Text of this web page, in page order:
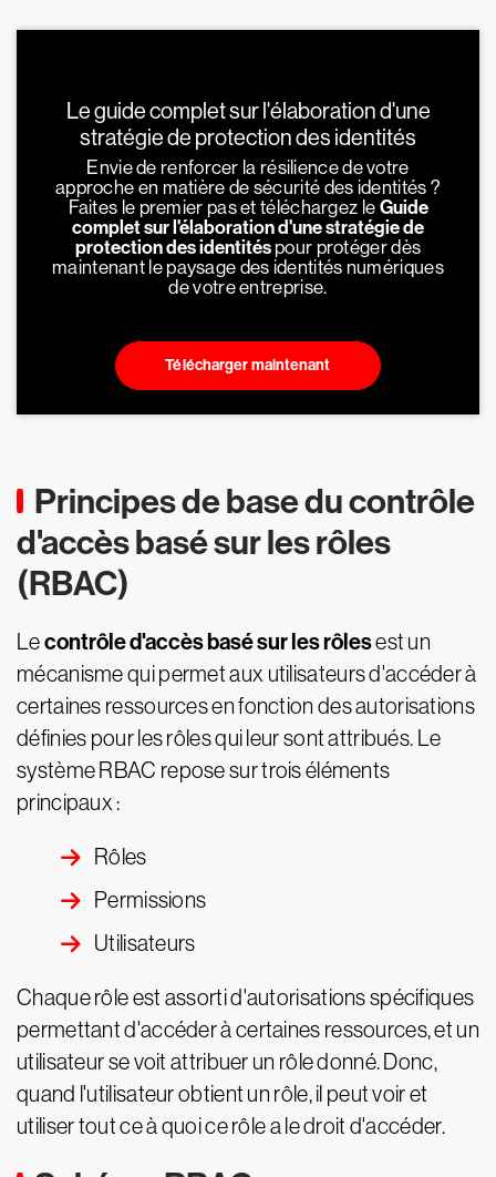
Le guide complet sur l'élaboration d'une
stratégie de protection des identités
Envie de renforcer la résilience de votre
approche en matière de sécurité des identités ?
Faites le premier pas et téléchargez le Guide
complet sur l'élaboration d'une stratégie de
protection des identitéspour protéger dès
maintenant le paysage des identités numériques
de votre entreprise.
Télécharger maintenant
Principes de base du contrôle
d'accès basé sur les rôles
(RBAC)
Lecontrôle d'accès basé sur les rôlesest un
mécanisme qui permet aux utilisateurs d'accéder à
certaines ressources en fonction des autorisations
définies pour les rôles qui leur sont attribués. Le
système RBAC repose sur trois éléments
principaux :
Rôles
Permissions
Utilisateurs
Chaque rôle est assorti d'autorisations spécifiques
permettant d'accéder à certaines ressources, et un
utilisateur se voit attribuer un rôle donné. Donc,
quand l'utilisateur obtient un rôle, il peut voir et
utiliser tout ce à quoi ce rôle a le droit d'accéder.